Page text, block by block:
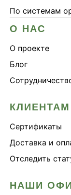
По системам
О НАС
О проекте
Блог
КЛИЕНТАМ
Сертификаты
Доставка и
Отследить
НАШИ